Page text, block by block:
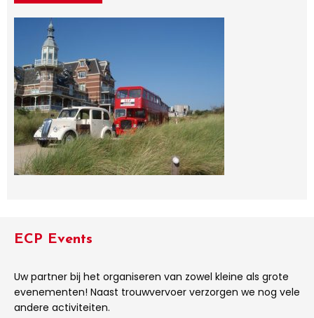
ECP Events
Uw partner bij het organiseren van zowel kleine als grote
evenementen! Naast trouwvervoer verzorgen we nog vele
andere activiteiten.